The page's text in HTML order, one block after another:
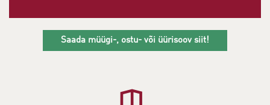
Saada müügi-, ostu- või üürisoov siit!